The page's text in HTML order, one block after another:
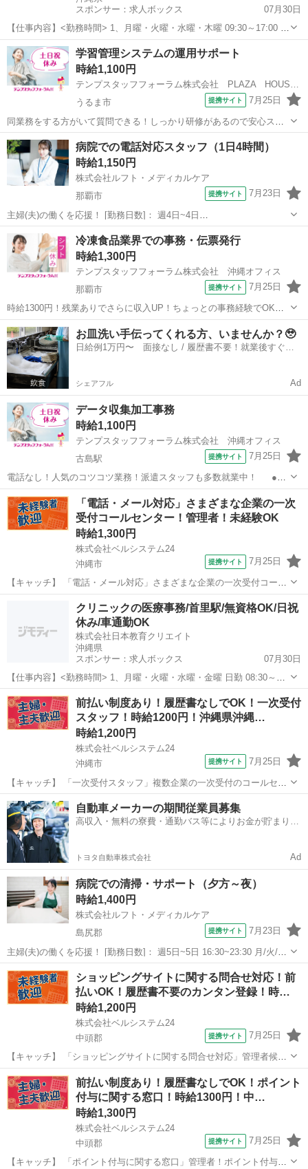
スポンサー：求人ボックス
07月30日
【仕事内容】<勤務時間> 1、月曜・火曜・水曜・木曜 09:30～17:00 休
憩60分 2、土曜 09:30～14:00 休憩なし <給与> 時給(総額)1,050円〜
1,200円 時間外算定 週40時間 <仕事内容> 婦人科・...
アルバイト・パート
学習管理システムの運用サポート
時給1,100円
テンプスタッフフォーラム株式会社 PLAZA HOUSEオフィス
うるま市
提携サイト 7月25日
同業務をする方がいて質問できる！しっかり研修があるので安心スタ
ート ●申込書類チェックやメール対応を主にお願いします！ ●業務
はチームですすめるのでわからない事はすぐに聞ける安心環境 ●PC基
本操作やタッチタイピング可...
沖縄 うるま市 一般事務
病院での電話対応スタッフ（1日4時間）
時給1,150円
株式会社ルフト・メディカルケア
那覇市
提携サイト 7月23日
主婦(夫)の働くを応援！ [勤務日数]： 週4日~4日
08:00~12:00/13:00~17:00 月/火/水/木/金 などから選べます [勤務地・
最寄駅]： 沖縄県那覇市天久周辺の病院 株式会社ルフト・メディカル
ケ...
沖縄 那覇市 電話対応
冷凍食品業界での事務・伝票発行
時給1,300円
テンプスタッフフォーラム株式会社 沖縄オフィス
那覇市
提携サイト 7月25日
時給1300円！残業ありでさらに収入UP！ちょっとの事務経験でOK！
●冷凍食品業界！約1年間の期間限定のお仕事！港町エリア ●同業務
を担当するスタッフが多数いるのでわからない事はスグ聞ける！ ●シ
フト勤務だから平日休...
沖縄 那覇市 一般事務
お皿洗い手伝ってくれる方、いませんか？🥹
日給例1万円〜 面接なし / 履歴書不要！就業後すぐに
シェアフル Ad
データ収集加工事務
時給1,100円
テンプスタッフフォーラム株式会社 沖縄オフィス
古島駅
提携サイト 7月25日
電話なし！人気のコツコツ業務！派遣スタッフも多数就業中！ ●港
川エリアで海の見えるオフィス環境でリラックスしながら働こう！ ●
チームで協力しながら進めるので少しの事務経験があればOK！ ●指示
されたデータを収集し並び替...
沖縄 浦添市 古島駅 一般事務
「電話・メール対応」さまざまな企業の一次
受付コールセンター！管理者！未経験OK
時給1,300円
株式会社ベルシステム24
沖縄市
提携サイト 7月25日
【キャッチ】 「電話・メール対応」さまざまな企業の一次受付コール
センター！管理者！未経験OK 【コメント】 ベルシステム24ではWワ
ークや扶養内勤務、短期や長期など様々なお仕事をご紹介可能！ お給
料は前払いで即GET◎ ...
電話対応
クリニックの医療事務/首里駅/無資格OK/日祝
休み/車通勤OK
株式会社日本教育クリエイト
沖縄県
スポンサー：求人ボックス
07月30日
【仕事内容】<勤務時間> 1、月曜・火曜・水曜・金曜 日勤 08:30～
18:00 休憩90分 2、木曜・土曜 日勤 08:30～12:30 休憩なし <給与> 月
額(総額)1,050円〜1,200円 時間外算定 週40時間 <仕...
アルバイト・パート
前払い制度あり！履歴書なしでOK！一次受付
スタッフ！時給1200円！沖縄県沖縄…
時給1,200円
株式会社ベルシステム24
沖縄市
提携サイト 7月25日
【キャッチ】 「一次受付スタッフ」複数企業の一次受付のコールセン
ター！9:00～13:00！週3日～ 【コメント】 ベルシステム24には経験や
資格一切不問のお仕事も多数(^^♪ ＃扶養内・Wワーク ＃週2のスキマ
ワーク ...
沖縄 沖縄市 電話対応
自動車メーカーの期間従業員募集
高収入・無料の寮費・通勤バス等によりお金が貯まりや
トヨタ自動車株式会社 Ad
病院での清掃・サポート（夕方～夜）
時給1,400円
株式会社ルフト・メディカルケア
島尻郡
提携サイト 7月23日
主婦(夫)の働くを応援！ [勤務日数]： 週5日~5日 16:30~23:30 月/火/水/
木/金 [勤務地・最寄駅]： 沖縄県島尻郡与那原町与那原周辺の病院 株
式会社ルフト・メディカルケア [職種名]：病院での清掃...
沖縄 島尻郡
ショッピングサイトに関する問合せ対応！前
払いOK！履歴書不要のカンタン登録！時…
時給1,200円
株式会社ベルシステム24
中頭郡
提携サイト 7月25日
【キャッチ】 「ショッピングサイトに関する問合せ対応」管理者候
補！未経験歓迎！車通勤OK！服装自由！北谷町北谷エリア 【コメン
ト】 ベルシステム24なら前払い＆履歴書不要！ 勤務時間や働き方な
ど、あなたのライフスタイルに合...
沖縄 中頭郡 電話対応
前払い制度あり！履歴書なしでOK！ポイント
付与に関する窓口！時給1300円！中…
時給1,300円
株式会社ベルシステム24
中頭郡
提携サイト 7月25日
【キャッチ】 「ポイント付与に関する窓口」管理者！ポイント付与に